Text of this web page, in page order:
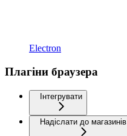
Electron
Плагіни браузера
Інтегрувати
Надіслати до магазинів